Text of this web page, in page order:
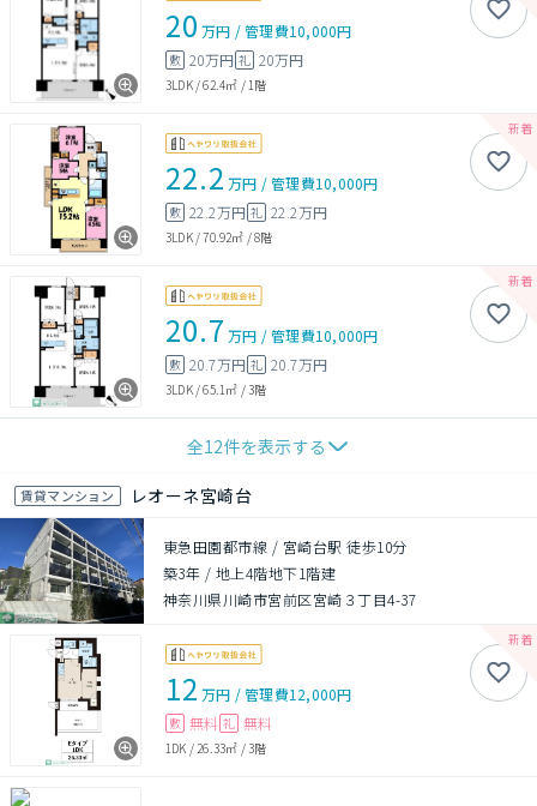
20 万円 /管理費10,000円
敷 20万円 礼 20万円
3LDK/62.4㎡ /1階
22.2 万円 /管理費10,000円
敷 22.2万円 礼 22.2万円
3LDK/70.92㎡ /8階
20.7 万円 /管理費10,000円
敷 20.7万円 礼 20.7万円
3LDK/65.1㎡ /3階
全12件を表示する
賃貸マンション レオーネ宮崎台
東急田園都市線 / 宮崎台駅 徒歩10分
築3年 / 地上4階地下1階建
神奈川県川崎市宮前区宮崎３丁目4-37
12 万円 /管理費12,000円
敷 無料 礼 無料
1DK /26.33㎡ /3階